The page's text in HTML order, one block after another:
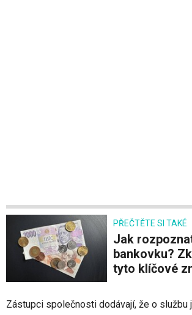
PŘEČTĚTE SI TAKÉ
Jak rozpoznat padělanou
bankovku?
tyto klíčové
Zástupci společnosti dodávají, že o službu